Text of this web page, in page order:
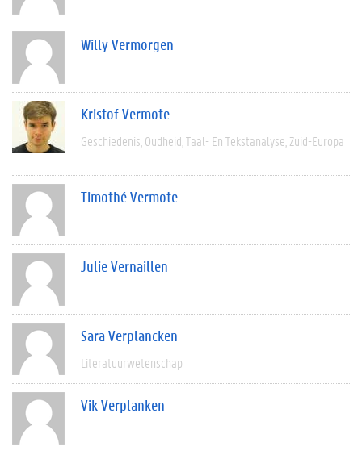
Willy Vermorgen
Kristof Vermote
Geschiedenis Oudheid Taal- En Tekstanalyse Zuid-Europa
Timothé Vermote
Julie Vernaillen
Sara Verplancken
Literatuurwetenschap
Vik Verplanken